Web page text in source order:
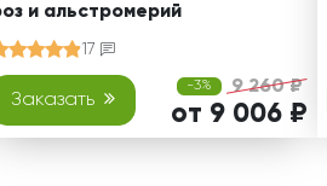
и альстромерий
17
Заказать
-3% 9 260 ₽
от 9 006 ₽